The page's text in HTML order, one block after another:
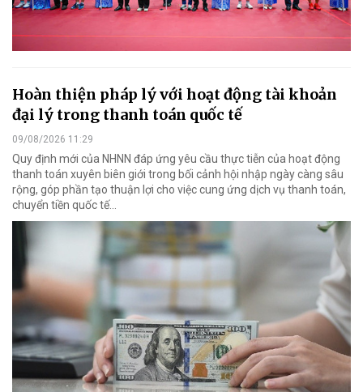
Hoàn thiện pháp lý với hoạt động tài khoản
đại lý trong thanh toán quốc tế
09/08/2026 11:29
Quy định mới của NHNN đáp ứng yêu cầu thực tiễn của hoạt động
thanh toán xuyên biên giới trong bối cảnh hội nhập ngày càng sâu
rộng, góp phần tạo thuận lợi cho việc cung ứng dịch vụ thanh toán,
chuyển tiền quốc tế...